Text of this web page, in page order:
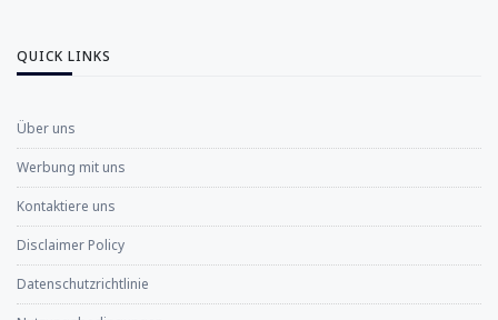
QUICK LINKS
Über uns
Werbung mit uns
Kontaktiere uns
Disclaimer Policy
Datenschutzrichtlinie